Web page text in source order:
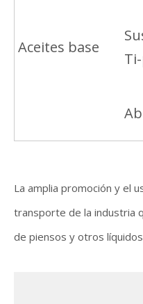
Aceites base
La amplia promoción y el
transporte de la industria
de piensos y otros